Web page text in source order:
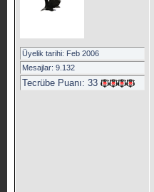
Üyelik tarihi: Feb 2006
Mesajlar: 9.132
Tecrübe Puanı: 33